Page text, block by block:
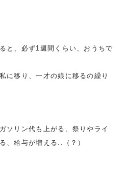
と、必ず1週間くらい、おうちで
に移り、一才の娘に移るの繰り
ソリン代も上がる、祭りやライ
、給与が増える..（？）